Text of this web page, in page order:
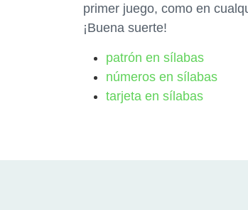
primer juego, como en
¡Buena suerte!
patrón en sílabas
números en sílabas
tarjeta en sílabas